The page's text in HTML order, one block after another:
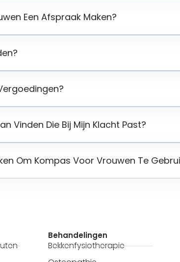
Een Afspraak Maken?
Vinden Die Bij Mijn Klacht Past?
Om Kompas Voor Vrouwen Te
Behandelingen
Bekkenfysiotherapie